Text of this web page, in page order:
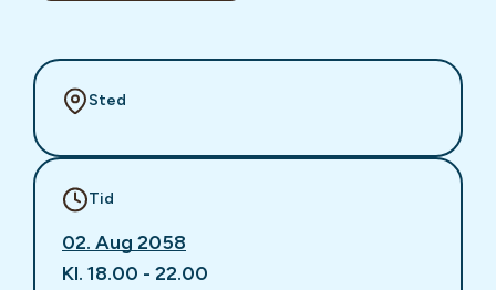
Sted
Tid
02. Aug 2058
Kl. 18.00 - 22.00